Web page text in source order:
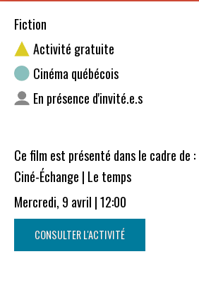
Fiction
Activité gratuite
Cinéma québécois
En présence d'invité.e.s
Ce film est présenté dans le cadre de :
Ciné-Échange | Le temps
Mercredi, 9 avril | 12:00
CONSULTER L'ACTIVITÉ